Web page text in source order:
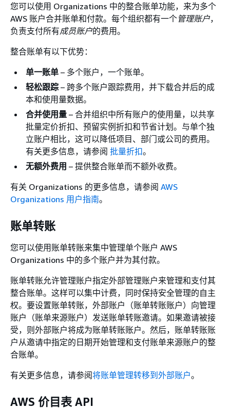
您可以使用 Organizations 中的整合账单功能，来为多个
AWS 账户合并账单和付款。每个组织都有一个管理账户，
负责支付所有成员账户的费用。
整合账单有以下优势：
单一账单 – 多个账户，一个账单。
轻松跟踪 – 跨多个账户跟踪费用，并下载合并后的成
本和使用量数据。
合并使用量 – 合并组织中所有账户的使用量，以共享
批量定价折扣、预留实例折扣和节省计划。与单个独
立账户相比，这可以降低项目、部门或公司的费用。
有关更多信息，请参阅 批量折扣。
无额外费用 – 提供整合账单而不额外收费。
有关 Organizations 的更多信息，请参阅 AWS
Organizations 用户指南。
账单转账
您可以使用账单转账来集中管理单个账户 AWS
Organizations 中的多个账户并为其付款。
账单转账允许管理账户指定外部管理账户来管理和支付其
整合账单。这样可以集中计费，同时保持安全管理的自主
权。要设置账单转账，外部账户（账单转账账户）向管理
账户（账单来源账户）发送账单转账邀请。如果邀请被接
受，则外部账户将成为账单转账账户。然后，账单转账账
户从邀请中指定的日期开始管理和支付账单来源账户的整
合账单。
有关更多信息，请参阅将账单管理转移到外部账户。
AWS 价目表 API